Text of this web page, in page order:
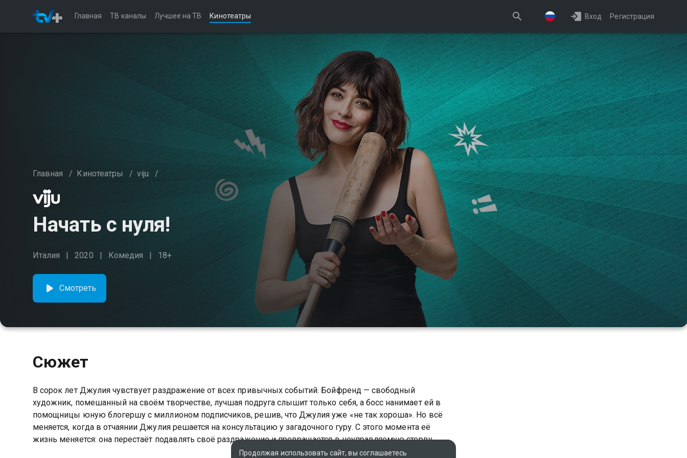
Главная ТВ каналы Лучшее на ТВ Кинотеатры Вход Регистрация
Главная / Кинотеатры / viju /
Начать с нуля!
Италия 2020 Комедия 18+
Смотреть
Сюжет
В сорок лет Джулия чувствует раздражение от всех привычных событий. Бойфренд — свободный
художник, помешанный на своём творчестве, лучшая подруга слышит только себя, а босс нанимает ей в
помощницы юную блогершу с миллионом подписчиков, решив, что Джулия уже «не так хороша». Но всё
меняется, когда в отчаянии Джулия решается на консультацию у загадочного гуру. С этого момента её
жизнь меняется: она перестаёт подавлять своё раздражение и превращается в неуправляемую стерву…
Продолжая использовать сайт, вы соглашаетесь